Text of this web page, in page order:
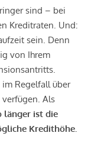
sind – bei
Kreditraten. Und:
sein. Denn
von Ihrem
Regelfall über
Als
länger ist die
Kredithöhe.